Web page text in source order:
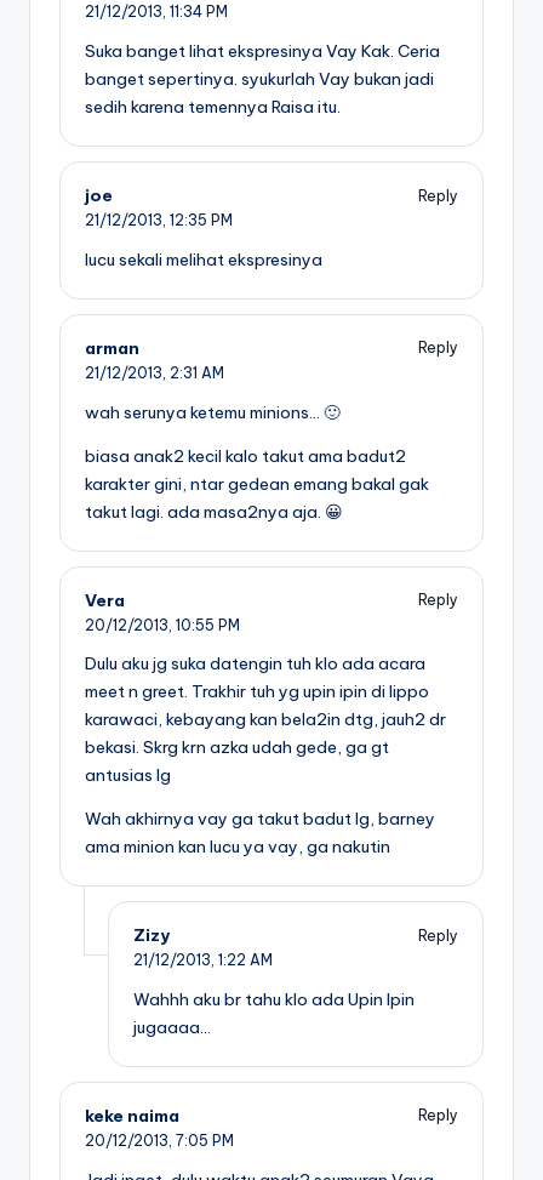
21/12/2013, 11:34 PM
Suka banget lihat ekspresinya Vay Kak. Ceria
banget sepertinya. syukurlah Vay bukan jadi
sedih karena temennya Raisa itu.
joe
Reply
21/12/2013, 12:35 PM
lucu sekali melihat ekspresinya
arman
Reply
21/12/2013, 2:31 AM
wah serunya ketemu minions… 🙂
biasa anak2 kecil kalo takut ama badut2
karakter gini, ntar gedean emang bakal gak
takut lagi. ada masa2nya aja. 😀
Vera
Reply
20/12/2013, 10:55 PM
Dulu aku jg suka datengin tuh klo ada acara
meet n greet. Trakhir tuh yg upin ipin di lippo
karawaci, kebayang kan bela2in dtg, jauh2 dr
bekasi. Skrg krn azka udah gede, ga gt
antusias lg
Wah akhirnya vay ga takut badut lg, barney
ama minion kan lucu ya vay, ga nakutin
Zizy
Reply
21/12/2013, 1:22 AM
Wahhh aku br tahu klo ada Upin Ipin
jugaaaa…
keke naima
Reply
20/12/2013, 7:05 PM